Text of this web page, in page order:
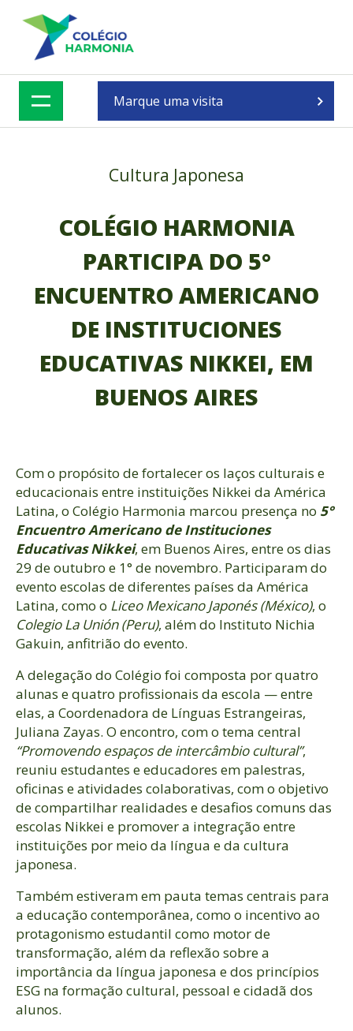
content
Marque uma visita
Cultura Japonesa
COLÉGIO HARMONIA
PARTICIPA DO 5°
ENCUENTRO AMERICANO
DE INSTITUCIONES
EDUCATIVAS NIKKEI, EM
BUENOS AIRES
Com o propósito de fortalecer os laços culturais e
educacionais entre instituições Nikkei da América
Latina, o Colégio Harmonia marcou presença no 5°
Encuentro Americano de Instituciones
Educativas Nikkei, em Buenos Aires, entre os dias
29 de outubro e 1° de novembro. Participaram do
evento escolas de diferentes países da América
Latina, como o Liceo Mexicano Japonés (México), o
Colegio La Unión (Peru), além do Instituto Nichia
Gakuin, anfitrião do evento.
A delegação do Colégio foi composta por quatro
alunas e quatro profissionais da escola — entre
elas, a Coordenadora de Línguas Estrangeiras,
Juliana Zayas. O encontro, com o tema central
“Promovendo espaços de intercâmbio cultural”,
reuniu estudantes e educadores em palestras,
oficinas e atividades colaborativas, com o objetivo
de compartilhar realidades e desafios comuns das
escolas Nikkei e promover a integração entre
instituições por meio da língua e da cultura
japonesa.
Também estiveram em pauta temas centrais para
a educação contemporânea, como o incentivo ao
protagonismo estudantil como motor de
transformação, além da reflexão sobre a
importância da língua japonesa e dos princípios
ESG na formação cultural, pessoal e cidadã dos
alunos.